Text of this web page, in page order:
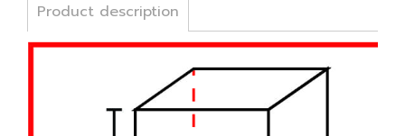
Product description